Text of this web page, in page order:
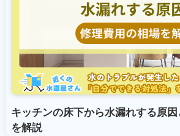
キッチンの床下から水漏れする原
を解説